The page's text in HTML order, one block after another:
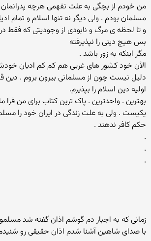
من خودم از بچگی به علت نفهمی هرچه
مسلمان بودم . ولی دیگر نه تنها اسلام و تمام
و تا لحظه ی مرگ و نابودی از وجودیتی که فقط
بس هیچ دینی را نپذیرفته
مگر اینکه به زور باشد .
الآن خود کشور های غربی هم کم کم ادیان
دلیل نیست چون از مسلمانی بیرون بروم . دین
اولیه دین اسلام را بپذیرم.
بهترین . واحدترین . پاک ترین کتاب برای من
یکیست . ولی به علت زندگی در ایران خود را
حکم کافر ندهند .
.
.
.
زمانی که به اجبار دم گوشم اذان گفنه شد
با صدای شاهین آشنا شدم اذان حقیقی رو